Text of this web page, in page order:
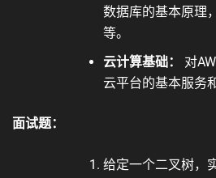
数据库的基本原理
等。
云计算基础：
对
云平台的基本服务
面试题：
给定一个二叉树，